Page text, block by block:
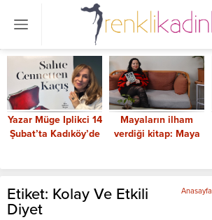
Yazar Müge Iplikci 14
Şubat’ta Kadıköy’de
Mayaların ilham
verdiği kitap: Maya
Anasayfa
Etiket: Kolay Ve Etkili
Diyet